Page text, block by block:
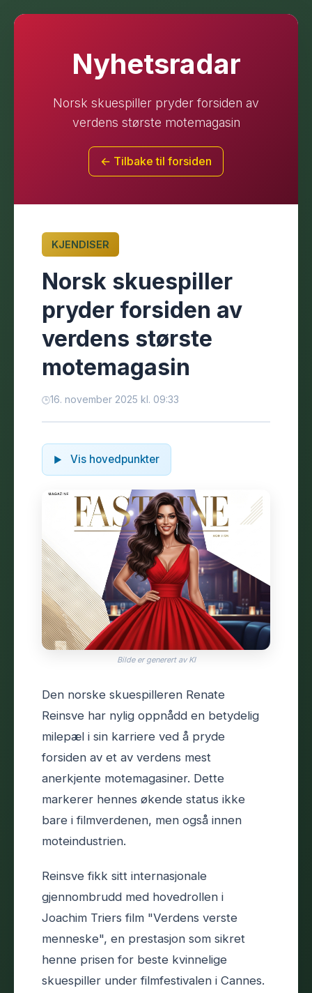
Nyhetsradar
Norsk skuespiller pryder forsiden av
verdens største motemagasin
← Tilbake til forsiden
KJENDISER
Norsk skuespiller
pryder forsiden av
verdens største
motemagasin
16. november 2025 kl. 09:33
Vis hovedpunkter
Bilde er generert av KI
Den norske skuespilleren Renate
Reinsve har nylig oppnådd en betydelig
milepæl i sin karriere ved å pryde
forsiden av et av verdens mest
anerkjente motemagasiner. Dette
markerer hennes økende status ikke
bare i filmverdenen, men også innen
moteindustrien.
Reinsve fikk sitt internasjonale
gjennombrudd med hovedrollen i
Joachim Triers film "Verdens verste
menneske", en prestasjon som sikret
henne prisen for beste kvinnelige
skuespiller under filmfestivalen i Cannes.